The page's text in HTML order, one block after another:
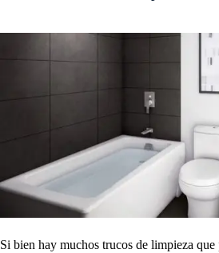
Si bien hay muchos trucos de limpieza que